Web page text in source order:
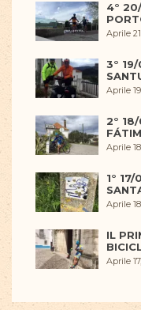
4°
Aprile
3°
Aprile
2°
Aprile
1°
Aprile
IL
Aprile